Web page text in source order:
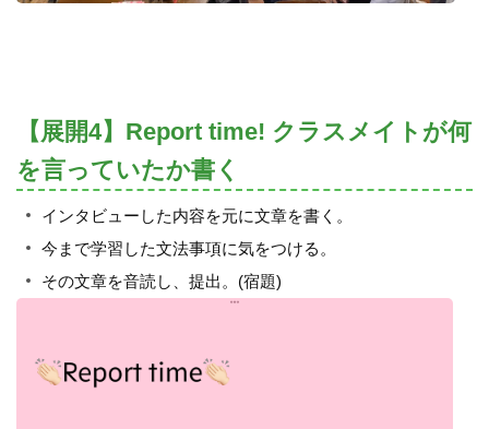
【展開4】Report time! クラスメイトが何
を言っていたか書く
インタビューした内容を元に文章を書く。
今まで学習した文法事項に気をつける。
その文章を音読し、提出。(宿題)